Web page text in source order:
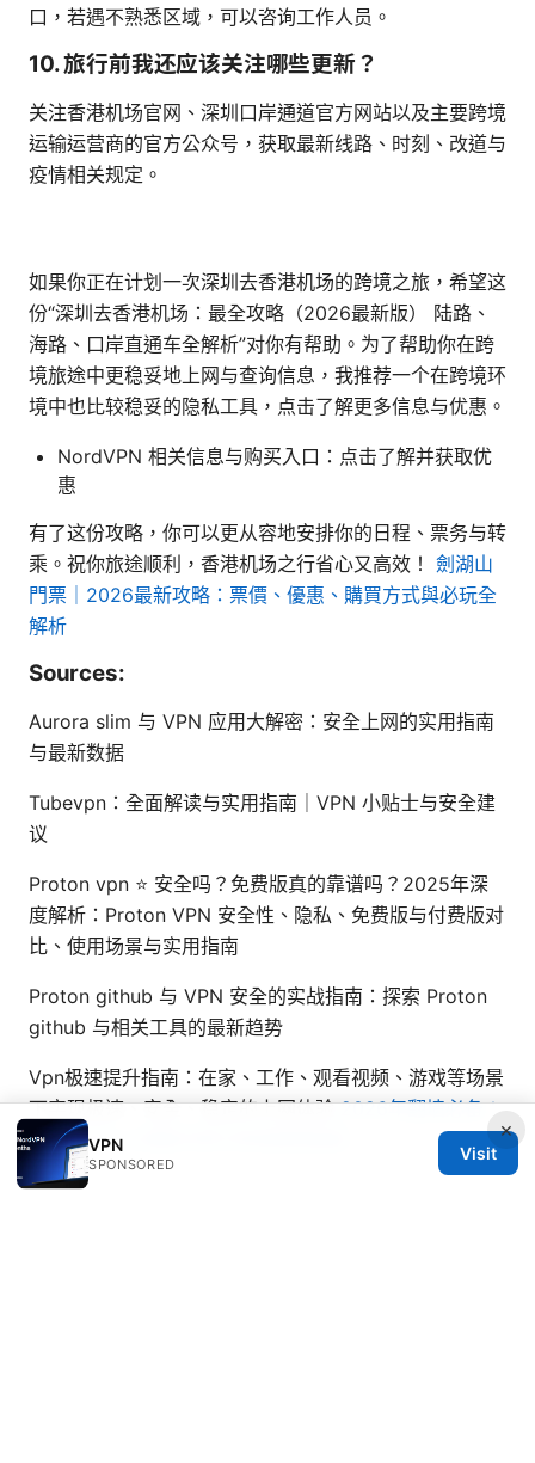
口，若遇不熟悉区域，可以咨询工作人员。
10. 旅行前我还应该关注哪些更新？
关注香港机场官网、深圳口岸通道官方网站以及主要跨境
运输运营商的官方公众号，获取最新线路、时刻、改道与
疫情相关规定。
如果你正在计划一次深圳去香港机场的跨境之旅，希望这
份“深圳去香港机场：最全攻略（2026最新版） 陆路、
海路、口岸直通车全解析”对你有帮助。为了帮助你在跨
境旅途中更稳妥地上网与查询信息，我推荐一个在跨境环
境中也比较稳妥的隐私工具，点击了解更多信息与优惠。
NordVPN 相关信息与购买入口：点击了解并获取优
惠
有了这份攻略，你可以更从容地安排你的日程、票务与转
乘。祝你旅途顺利，香港机场之行省心又高效！ 劍湖山
門票｜2026最新攻略：票價、優惠、購買方式與必玩全
解析
Sources:
Aurora slim 与 VPN 应用大解密：安全上网的实用指南
与最新数据
Tubevpn：全面解读与实用指南｜VPN 小贴士与安全建
议
Proton vpn ⭐ 安全吗？免费版真的靠谱吗？2025年深
度解析：Proton VPN 安全性、隐私、免费版与付费版对
比、使用场景与实用指南
Proton github 与 VPN 安全的实战指南：探索 Proton
github 与相关工具的最新趋势
Vpn极速提升指南：在家、工作、观看视频、游戏等场景
下实现极速、安全、稳定的上网体验2026年翻墙必备：
十大主流vpn深度评测与快连使用指南
×
VPN
SPONSORED
Visit